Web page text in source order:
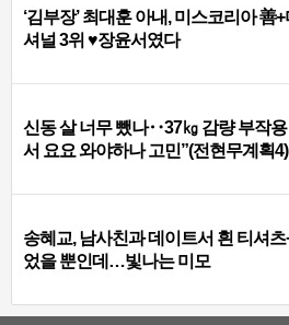
‘김부장’ 최대훈 아내, 미스코리아 善
셔널 3위 ♥장윤서였다
신동 살 너무 뺐나‥37㎏ 감량 부작용
서 요요 와야하나 고민”(전현무계획4)
송혜교, 남사친과 데이트서 흰 티셔
었을 뿐인데…빛나는 미모